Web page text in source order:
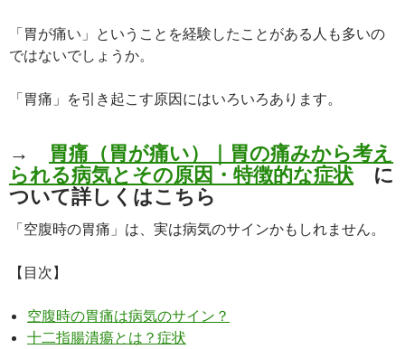
「胃が痛い」ということを経験したことがある人も多いの
ではないでしょうか。
「胃痛」を引き起こす原因にはいろいろあります。
→
胃痛（胃が痛い）｜胃の痛みから考え
られる病気とその原因・特徴的な症状 に
ついて詳しくはこちら
「空腹時の胃痛」は、実は病気のサインかもしれません。
【目次】
空腹時の胃痛は病気のサイン？
十二指腸潰瘍とは？症状